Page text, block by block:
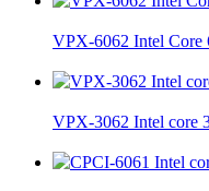
VPX-6062 Intel
VPX-3062 Intel core